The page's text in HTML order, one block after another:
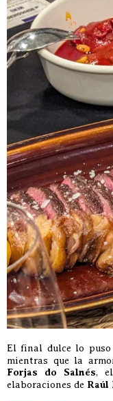
El final dulce lo
mientras que la
Forjas do Salnés,
elaboraciones de Raúl